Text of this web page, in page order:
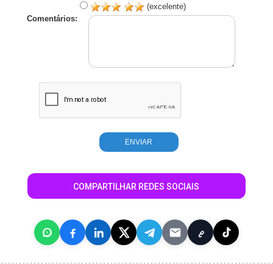
(excelente)
Comentários:
COMPARTILHAR REDES SOCIAIS